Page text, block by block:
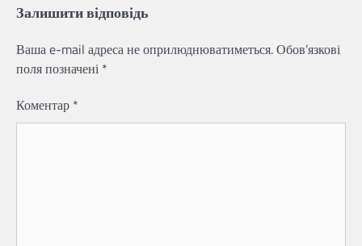
Залишити відповідь
Ваша e-mail адреса не оприлюднюватиметься.Обов’язкові
поля позначені *
Коментар *